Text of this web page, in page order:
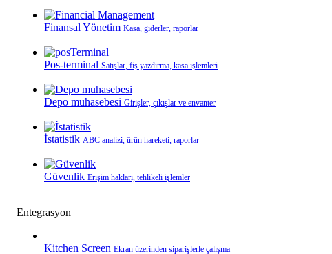
Finansal Yönetim Kasa, giderler, raporlar
Pos-terminal Satışlar, fiş yazdırma, kasa işlemleri
Depo muhasebesi Girişler, çıkışlar ve envanter
İstatistik ABC analizi, ürün hareketi, raporlar
Güvenlik Erişim hakları, tehlikeli işlemler
Entegrasyon
Kitchen Screen Ekran üzerinden siparişlerle çalışma